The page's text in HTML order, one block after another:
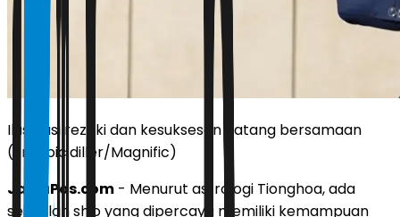
Ilustrasi rezeki dan kesuksesan datang bersamaan
(Freepic.diller/Magnific)
JawaPos.com - Menurut astrologi Tionghoa, ada
sejumlah shio yang dipercaya memiliki kemampuan